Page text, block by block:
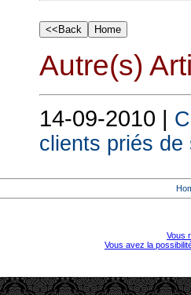
Autre(s)
14-09-2010 |
clients priés de
Vous
Vous avez la